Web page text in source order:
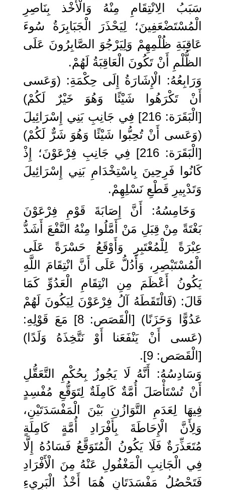
سَبَبُ الِانْتِقَامِ مِنْهُ وَالْأَخْذ بِنَاصِرِ
الْمُسْتَضْعَفِينَ؛ لِيَحْذَرَ الْجَبَابِرَةُ سُوءَ
عَاقِبَةِ ظُلْمِهِمْ وَلِيَرْجُوَ الصَّابِرُونَ عَلَى
الظُّلْمِ أَنْ تَكُونَ الْعَاقِبَةُ لَهُمْ.
وَرَابِعُهُ: الْإِشَارَةُ إِلَى حِكْمَةِ: (وَعَسى
أَنْ تَكْرَهُوا شَيْئًا وَهُوَ خَيْرٌ لَكُمْ)
[الْبَقَرَة: 216] فِي جَانِبِ بَنِي إِسْرَائِيلَ
(وَعَسى أَنْ تُحِبُّوا شَيْئًا وَهُوَ شَرٌّ لَكُمْ)
[الْبَقَرَة: 216] فِي جَانِبِ فِرْعَوْنَ؛ إِذْ
كَانُوا فَرِحِينَ بِاسْتِخْدَامِ بَنِي إِسْرَائِيلَ
وَتَدْبِيرِ قَطْعِ نَسْلِهِمْ.
وَخَامِسُهُ: أَنَّ إِصَابَةَ قَوْمِ فِرْعَوْنَ
بَغْتَةً مِنْ قِبَلِ مَنْ أَمَّلُوا مِنْهُ النَّفْعَ أَشَدُّ
عِبْرَةً لِلْمُعْتَبِرِ وَأَوْقَعُ حَسْرَةً عَلَى
الْمُسْتَبْصِرِ، وَأَدُلُّ عَلَى أَنَّ انْتِقَامَ اللَّهِ
يَكُونُ أَعْظَمَ مِنِ انْتِقَامِ الْعَدُوِّ كَمَا
قَالَ: (فَالْتَقَطَهُ آلُ فِرْعَوْنَ لِيَكُونَ لَهُمْ
عَدُوًّا وَحَزَنًا) [الْقَصَص: 8] مَعَ قَوْلِهِ:
(عَسى أَنْ يَنْفَعَنا أَوْ نَتَّخِذَهُ وَلَدًا)
[الْقَصَص: 9].
وَسَادِسُهُ: أَنَّهُ لَا يَجُوزُ بِحُكْمِ التَّعَقُّلِ
أَنْ تُسْتَأْصَلَ أُمَّةٌ كَامِلَةٌ لِتَوَقُّعِ مُفْسِدٍ
فِيهَا لِعَدَمِ التَّوَازُنِ بَيْنَ الْمَفْسَدَتَيْنِ،
وَلِأَنَّ الْإِحَاطَةَ بِأَفْرَادِ أُمَّةٍ كَامِلَةٍ
مُتَعَذِّرَةٌ فَلَا يَكُونُ الْمُتَوَقَّعُ فَسَادُهُ إِلَّا
فِي الْجَانِبِ الْمَغْفُولِ عَنْهُ مِنَ الْأَفْرَادِ
فَتَحْصُلُ مَفْسَدَتَانِ هُمَا أَخْذُ الْبَرِيءِ